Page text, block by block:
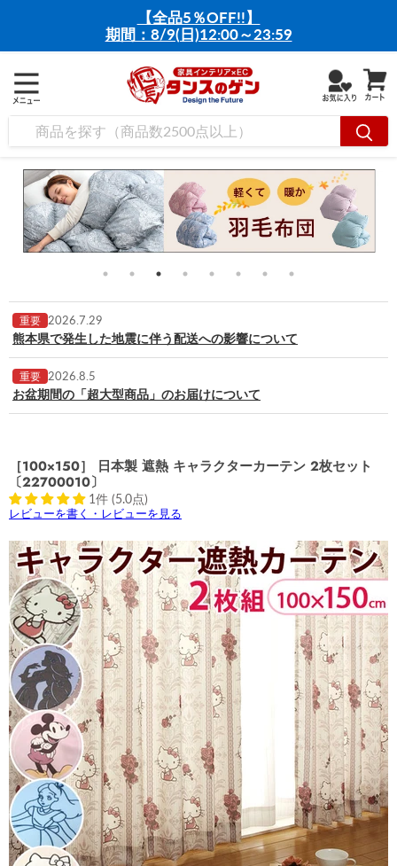
【全品5％OFF!!】
期間：8/9(日)12:00～23:59
重要 2026.7.29
熊本県で発生した地震に伴う配送への影響について
重要 2026.8.5
お盆期間の「超大型商品」のお届けについて
［100×150］ 日本製 遮熱 キャラクターカーテン 2枚セット
〔22700010〕
1件 (5.0点)
レビューを書く・レビューを見る